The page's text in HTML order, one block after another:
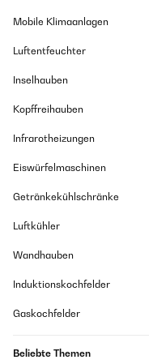
Mobile Klimaanlagen
Luftentfeuchter
Inselhauben
Kopffreihauben
Infrarotheizungen
Eiswürfelmaschinen
Getränkekühlschränke
Luftkühler
Wandhauben
Induktionskochfelder
Gaskochfelder
Beliebte Themen